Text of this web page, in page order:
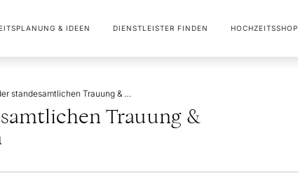
& IDEEN DIENSTLEISTER FINDEN HOCHZEITSSHOP
Der Ablauf der standesamtlichen Trauung & stimmungsvolle Ideen
Trauung &